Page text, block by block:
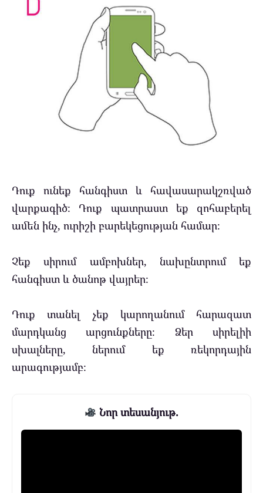
Դուք ունեք հանգիստ և հավասարակշռված
վարքագիծ։ Դուք պատրաստ եք զոհաբերել
ամեն ինչ, ուրիշի բարեկեցության համար։
Չեք սիրում ամբոխներ, նախընտրում եք
հանգիստ և ծանոթ վայրեր։
Դուք տանել չեք կարողանում հարազատ
մարդկանց արցունքները։ Ձեր սիրելիի
սխալները, ներում եք ռեկորդային
արագությամբ։
Նոր տեսանյութ.